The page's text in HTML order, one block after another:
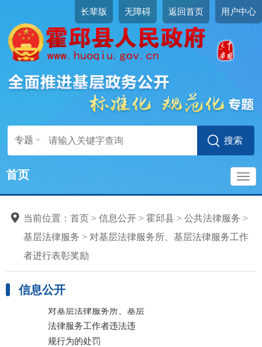
长辈版 无障碍 返回首页 用户中心
专题
首页
当前位置： 首页 > 信息公开 > 霍邱县 > 公共法律服务 >
基层法律服务 > 对基层法律服务所、基层法律服务工作
者进行表彰奖励
信息公开
公共法律服务
标准目录
法律援助
基层法律服务
对基层法律服务所、基层
法律服务工作者违法违
规行为的处罚